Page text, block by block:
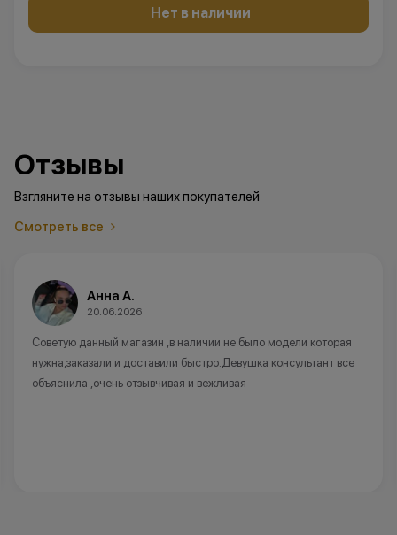
Нет в наличии
Отзывы
Взгляните на отзывы наших покупателей
Смотреть все
Анна А.
20.06.2026
Советую данный магазин ,в наличии не было модели которая
нужна,заказали и доставили быстро.Девушка консультант все
объяснила ,очень отзывчивая и вежливая